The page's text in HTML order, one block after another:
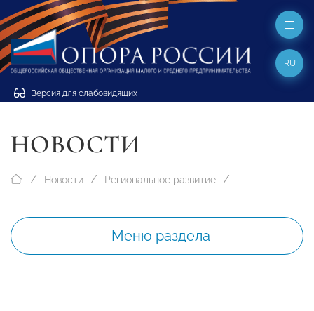
Версия для слабовидящих
RU
НОВОСТИ
Новости Региональное развитие
Меню раздела